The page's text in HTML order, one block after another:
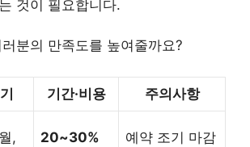
것이 필요합니다.
분의 만족도를 높여줄까요?
기간·비용 주의사항
,
20~30%
예약 조기 마감